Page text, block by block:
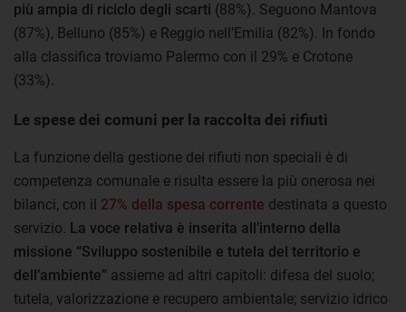
più ampia di riciclo degli scarti (88%). Seguono Mantova
(87%), Belluno (85%) e Reggio nell’Emilia (82%). In fondo
alla classifica troviamo Palermo con il 29% e Crotone
(33%).
Le spese dei comuni per la raccolta dei rifiuti
La funzione della gestione dei rifiuti non speciali è di
competenza comunale e risulta essere la più onerosa nei
bilanci, con il 27% della spesa corrente destinata a questo
servizio. La voce relativa è inserita all’interno della
missione “Sviluppo sostenibile e tutela del territorio e
dell’ambiente” assieme ad altri capitoli: difesa del suolo;
tutela, valorizzazione e recupero ambientale; servizio idrico